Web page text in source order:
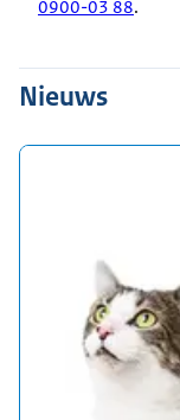
0900-03 88.
Nieuws